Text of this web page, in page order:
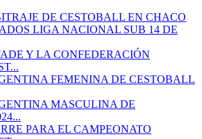
DE CESTOBALL EN CHACO
LIGA NACIONAL SUB 14 DE
Y LA CONFEDERACIÓN
FEMENINA DE CESTOBALL
MASCULINA DE
PARA EL CAMPEONATO